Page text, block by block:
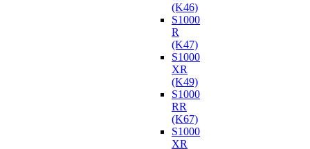
(K46)
S1000
R
(K47)
S1000
XR
(K49)
S1000
RR
(K67)
S1000
XR